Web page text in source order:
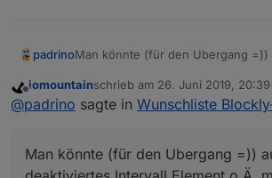
padrinoMan könnte (für den Ubergang =))
Offline
iomountainschrieb am 26. Juni 2019, 20:39
zuletzt editiert von
@padrino sagte in Wunschliste
Man könnte (für den Ubergang =))